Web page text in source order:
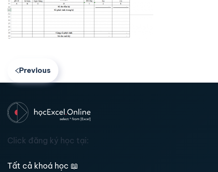
Previous
Click đăng ký học tại:
Tất cả khoá học 📖